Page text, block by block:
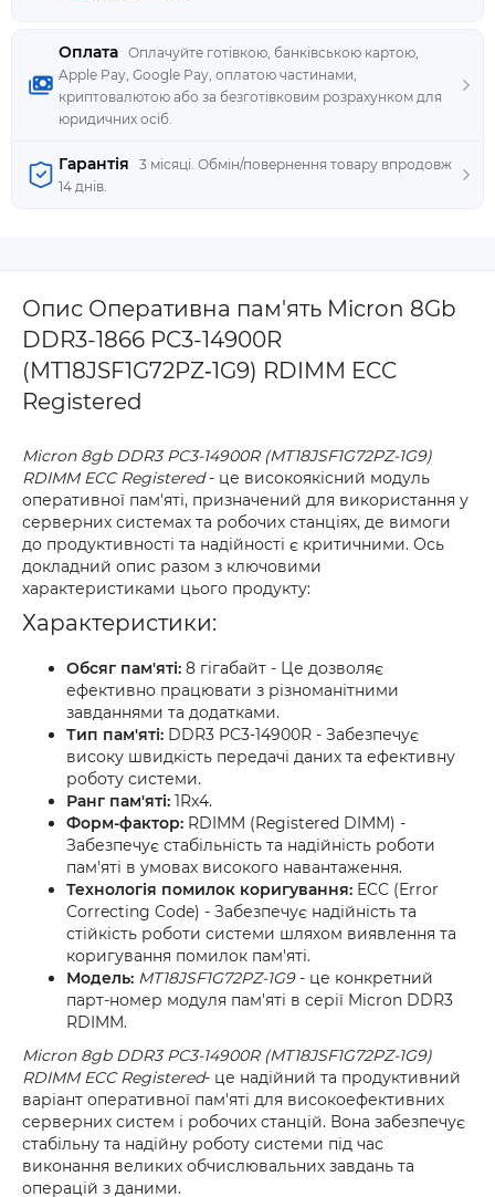
Оплата Оплачуйте готівкою, банківською картою,
Apple Pay, Google Pay, оплатою частинами,
криптовалютою або за безготівковим розрахунком для
юридичних осіб.
Гарантія
3 місяці. Обмін/повернення товару впродовж
14 днів.
Опис Оперативна пам'ять Micron 8Gb
DDR3-1866 PC3-14900R
(MT18JSF1G72PZ‐1G9) RDIMM ECC
Registered
Micron 8gb DDR3 PC3-14900R (MT18JSF1G72PZ-1G9)
RDIMM ECC Registered- це високоякісний модуль
оперативної пам'яті, призначений для використання у
серверних системах та робочих станціях, де вимоги
до продуктивності та надійності є критичними. Ось
докладний опис разом з ключовими
характеристиками цього продукту:
Характеристики:
Обсяг пам'яті: 8 гігабайт - Це дозволяє
ефективно працювати з різноманітними
завданнями та додатками.
Тип пам'яті: DDR3 PC3-14900R - Забезпечує
високу швидкість передачі даних та ефективну
роботу системи.
Ранг пам'яті: 1Rx4.
Форм-фактор: RDIMM (Registered DIMM) -
Забезпечує стабільність та надійність роботи
пам'яті в умовах високого навантаження.
Технологія помилок коригування: ECC (Error
Correcting Code) - Забезпечує надійність та
стійкість роботи системи шляхом виявлення та
коригування помилок пам'яті.
Модель: MT18JSF1G72PZ-1G9- це конкретний
парт-номер модуля пам'яті в серії Micron DDR3
RDIMM.
Micron 8gb DDR3 PC3-14900R (MT18JSF1G72PZ-1G9)
RDIMM ECC Registered- це надійний та продуктивний
варіант оперативної пам'яті для високоефективних
серверних систем і робочих станцій. Вона забезпечує
стабільну та надійну роботу системи під час
виконання великих обчислювальних завдань та
операцій з даними.